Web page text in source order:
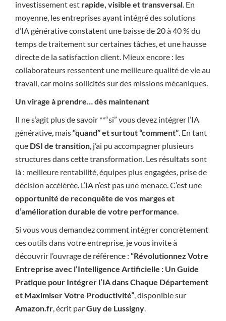
investissement est rapide, visible et transversal. En
moyenne, les entreprises ayant intégré des solutions
d’IA générative constatent une baisse de 20 à 40 % du
temps de traitement sur certaines tâches, et une hausse
directe de la satisfaction client. Mieux encore : les
collaborateurs ressentent une meilleure qualité de vie au
travail, car moins sollicités sur des missions mécaniques.
Un virage à prendre… dès maintenant
Il ne s’agit plus de savoir **“si” vous devez intégrer l’IA
générative, mais“quand” et surtout “comment”. En tant
que DSI de transition, j’ai pu accompagner plusieurs
structures dans cette transformation. Les résultats sont
là : meilleure rentabilité, équipes plus engagées, prise de
décision accélérée. L’IA n’est pas une menace. C’est une
opportunité de reconquête de vos marges et
d’amélioration durable de votre performance.
Si vous vous demandez comment intégrer concrètement
ces outils dans votre entreprise, je vous invite à
découvrir l’ouvrage de référence : “Révolutionnez Votre
Entreprise avec l’Intelligence Artificielle : Un Guide
Pratique pour Intégrer l’IA dans Chaque Département
et Maximiser Votre Productivité”, disponible sur
Amazon.fr, écrit parGuy de Lussigny.